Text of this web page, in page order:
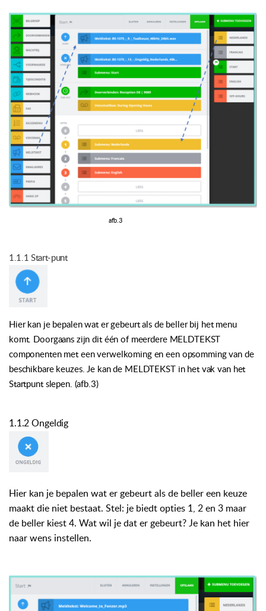
afb.3
1.1.1 Start-punt
Hier kan je bepalen wat er gebeurt als de beller bij het menu
komt. Doorgaans zijn dit één of meerdere MELDTEKST
componenten met een verwelkoming en een opsomming van de
beschikbare keuzes. Je kan de MELDTEKST in het vak van het
Startpunt slepen. (afb.3)
1.1.2 Ongeldig
Hier kan je bepalen wat er gebeurt als de beller een keuze
maakt die niet bestaat. Stel: je biedt opties 1, 2 en 3 maar
de beller kiest 4. Wat wil je dat er gebeurt? Je kan het hier
naar wens instellen.